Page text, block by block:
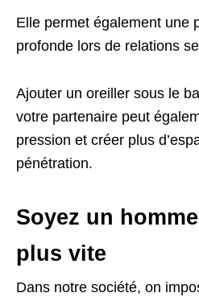
Elle permet également une
profonde lors de relations
Ajouter un oreiller sous le
votre partenaire peut
pression et créer plus
pénétration.
Soyez un
plus vite
Dans notre société, on